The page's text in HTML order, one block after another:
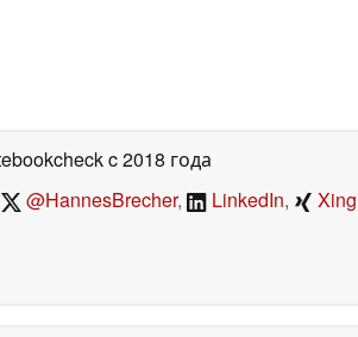
c 2018 года
@HannesBrecher, LinkedIn, Xing